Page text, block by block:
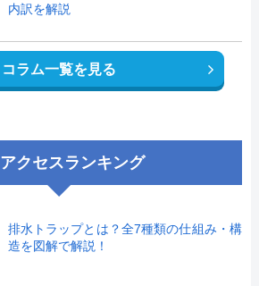
内訳を解説
コラム一覧を見る
アクセスランキング
排水トラップとは？全7種類の仕組み・構
造を図解で解説！